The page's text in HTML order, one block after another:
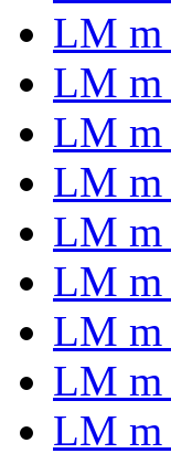
LM m
LM m
LM m
LM m
LM m
LM
LM
LM
LM